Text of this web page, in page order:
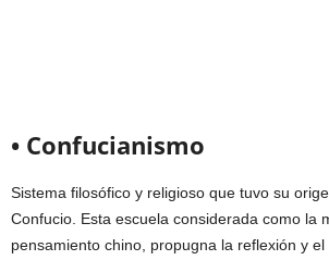
• Confucianismo
Sistema filosófico y religioso que tuvo su
Confucio. Esta escuela considerada como la
pensamiento chino, propugna la reflexión y